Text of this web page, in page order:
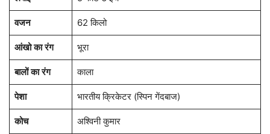
वजन 62 किलो
आंखो का रंग भूरा
बालों का रंग काला
पेशा भारतीय क्रिकेटर (स्पिन गेंदबाज)
कोच अश्विनी कुमार